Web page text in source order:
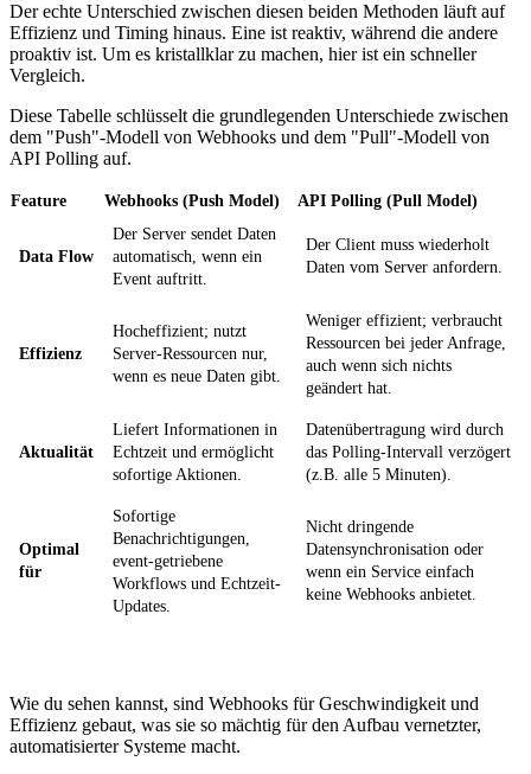
Der echte Unterschied zwischen diesen beiden Methoden läuft auf
Effizienz und Timing hinaus. Eine ist reaktiv, während die andere
proaktiv ist. Um es kristallklar zu machen, hier ist ein schneller
Vergleich.
Diese Tabelle schlüsselt die grundlegenden Unterschiede zwischen
dem "Push"-Modell von Webhooks und dem "Pull"-Modell von
API Polling auf.
Feature Webhooks (Push Model) API Polling (Pull Model)
Data Flow
Der Server sendet Daten
automatisch, wenn ein
Event auftritt.
Der Client muss wiederholt
Daten vom Server anfordern.
Effizienz
Hocheffizient; nutzt
Server-Ressourcen nur,
wenn es neue Daten gibt.
Weniger effizient; verbraucht
Ressourcen bei jeder Anfrage,
auch wenn sich nichts
geändert hat.
Aktualität
Liefert Informationen in
Echtzeit und ermöglicht
sofortige Aktionen.
Datenübertragung wird durch
das Polling-Intervall verzögert
(z.B. alle 5 Minuten).
Optimal
für
Sofortige
Benachrichtigungen,
event-getriebene
Workflows und Echtzeit-
Updates.
Nicht dringende
Datensynchronisation oder
wenn ein Service einfach
keine Webhooks anbietet.
Wie du sehen kannst, sind Webhooks für Geschwindigkeit und
Effizienz gebaut, was sie so mächtig für den Aufbau vernetzter,
automatisierter Systeme macht.